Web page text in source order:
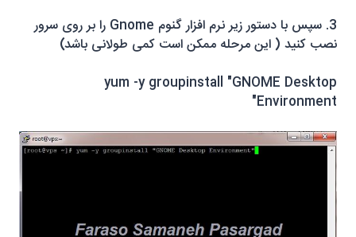
3. سپس با دستور زیر نرم افزار گنوم Gnome را بر روی سرور
نصب کنید ( این مرحله ممکن است کمی طولانی باشد)
yum -y groupinstall "GNOME Desktop
Environment"